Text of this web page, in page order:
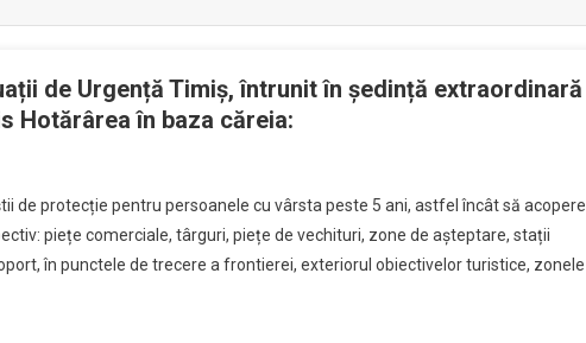
de Urgență Timiș, întrunit în ședință extraordinară
Hotărârea în baza căreia:
de protecție pentru persoanele cu vârsta peste 5 ani, astfel încât să acopere
piețe comerciale, târguri, piețe de vechituri, zone de așteptare, stații
în punctele de trecere a frontierei, exteriorul obiectivelor turistice, zonele